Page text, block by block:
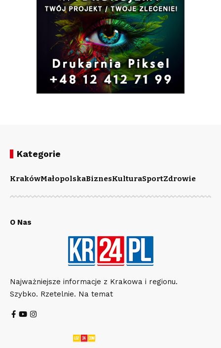
Kategorie
KrakówMałopolskaBiznesKulturaSportZdrowie
O Nas
Najważniejsze informacje z Krakowa i regionu.
Szybko. Rzetelnie. Na temat